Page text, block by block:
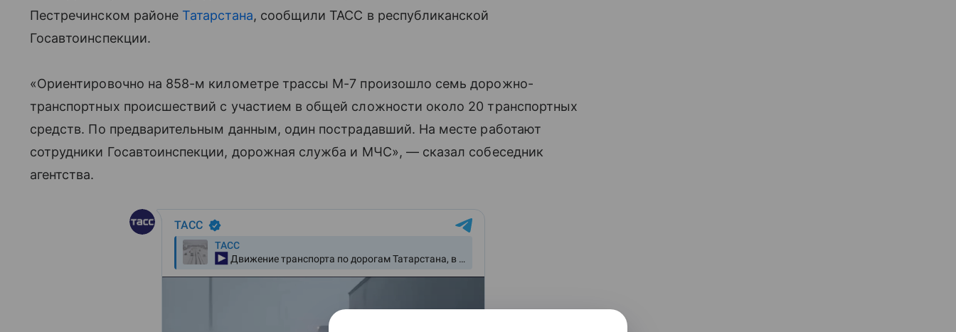
Пестречинском районе Татарстана, сообщили ТАСС в республиканской
Госавтоинспекции.
«Ориентировочно на 858-м километре трассы М-7 произошло семь дорожно-
транспортных происшествий с участием в общей сложности около 20 транспортных
средств. По предварительным данным, один пострадавший. На месте работают
сотрудники Госавтоинспекции, дорожная служба и МЧС», — сказал собеседник
агентства.